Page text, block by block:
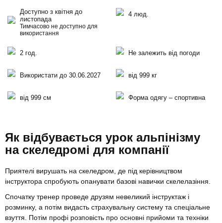
Доступно з квітня до
листопада
Тимчасово не доступно для
використання
4 люд.
2 год. Не залежить від погоди
Використати до 30.06.2027 від 999 кг
від 999 см Форма одягу – спортивна
Як відбувається урок альпінізму
на скеледромі для компанії
Приятелі вирушать на скеледром, де під керівництвом
інструктора спробують опанувати базові навички скелелазіння.
Спочатку тренер проведе друзям невеликий інструктаж і
розминку, а потім видасть страхувальну систему та спеціальне
взуття. Потім профі розповість про основні прийоми та техніки